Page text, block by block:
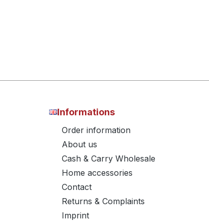
Informations
Order information
About us
Cash & Carry Wholesale
Home accessories
Contact
Returns & Complaints
Imprint